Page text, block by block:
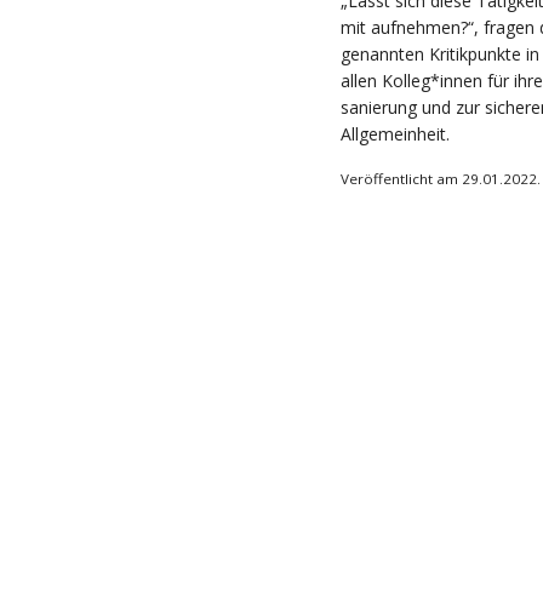
mit aufnehmen?“,
genannten Kritikpunkte
allen Kolleg*innen für
sanierung und zur
Allgemeinheit.
Veröffentlicht am 29.01.2022.